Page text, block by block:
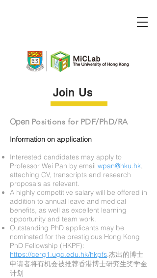
Join Us
Open Positions for PDF/PhD/RA
Information on application
Interested candidates may apply to
Professor Wei Pan by email wpan@hku.hk,
attaching CV, transcripts and research
proposals as relevant.
A highly competitive salary will be offered in
addition to annual leave and medical
benefits, as well as excellent learning
opportunity and team work.
Outstanding PhD applicants may be
nominated for the prestigious Hong Kong
PhD Fellowship (HKPF):
https://cerg1.ugc.edu.hk/hkpfs.杰出的博士
申请者将有机会被推荐香港博士研究生奖学金
计划